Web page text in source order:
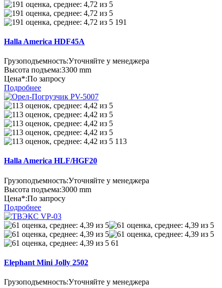
191
Halla America HDF45A
Грузоподъемность:Уточняйте у менеджера
Высота подъема:3300 mm
Цена*:По запросу
Подробнее
113
Halla America HLF/HGF20
Грузоподъемность:Уточняйте у менеджера
Высота подъема:3000 mm
Цена*:По запросу
Подробнее
61
Elephant Mini Jolly 2502
Грузоподъемность:Уточняйте у менеджера